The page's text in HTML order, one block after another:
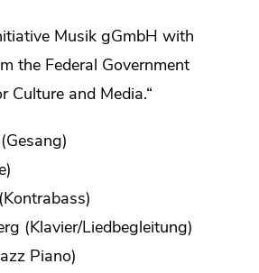
Musik gGmbH with
the Federal Government
Culture and Media.“
(Klavier/Liedbegleitung)
Piano)